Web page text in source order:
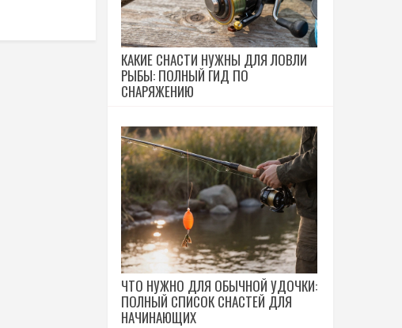
КАКИЕ СНАСТИ НУЖНЫ ДЛЯ ЛОВЛИ
РЫБЫ: ПОЛНЫЙ ГИД ПО
СНАРЯЖЕНИЮ
ЧТО НУЖНО ДЛЯ ОБЫЧНОЙ УДОЧКИ:
ПОЛНЫЙ СПИСОК СНАСТЕЙ ДЛЯ
НАЧИНАЮЩИХ